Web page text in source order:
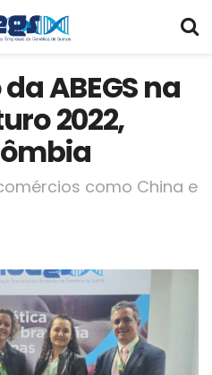
ABEGS na
2022,
como China e